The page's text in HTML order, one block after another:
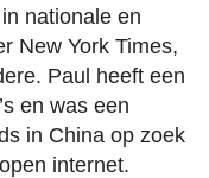
nationale en
New York Times,
Paul heeft een
en was een
in China op zoek
internet.